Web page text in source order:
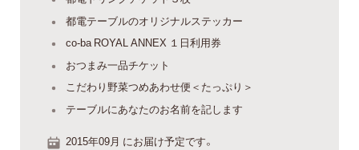
都電テーブルのオリジナルステッカー
co-ba ROYAL ANNEX １日利用券
おつまみ一品チケット
こだわり野菜つめあわせ便＜たっぷり＞
テーブルにあなたのお名前を記します
2015年09月 にお届け予定です。